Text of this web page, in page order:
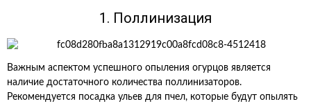
1. Поллинизация
Важным аспектом успешного опыления огурцов является
наличие достаточного количества поллинизаторов.
Рекомендуется посадка ульев для пчел, которые будут опылять